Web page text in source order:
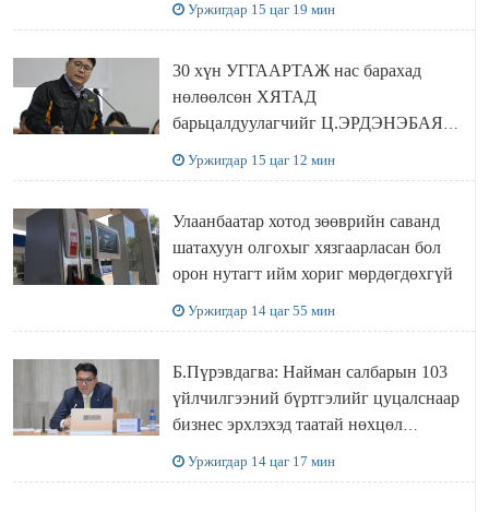
Уржигдар 15 цаг 19 мин
30 хүн УГГААРТАЖ нас барахад
нөлөөлсөн ХЯТАД
барьцалдуулагчийг Ц.ЭРДЭНЭБАЯР
Уржигдар 15 цаг 12 мин
Улаанбаатар хотод зөөврийн саванд
шатахуун олгохыг хязгаарласан бол
орон нутагт ийм хориг мөрдөгдөхгүй
Уржигдар 14 цаг 55 мин
Б.Пүрэвдагва: Найман салбарын 103
үйлчилгээний бүртгэлийг цуцалснаар
бизнес эрхлэхэд таатай нөхцөл
Уржигдар 14 цаг 17 мин